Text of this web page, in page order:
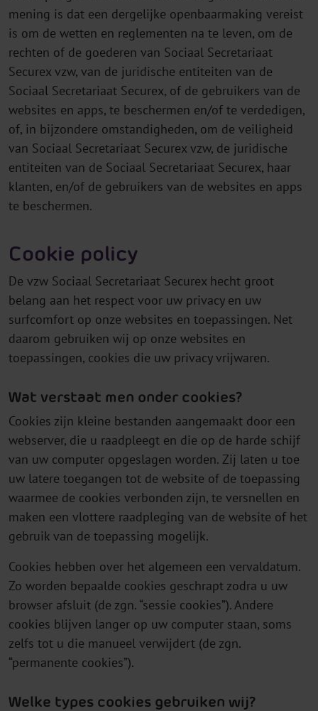
mening is dat een dergelijke openbaarmaking vereist
is om de wetten en reglementen na te leven, om de
rechten of de goederen van Sociaal Secretariaat
Securex vzw, van de juridische entiteiten van de
Sociaal Secretariaat Securex, of de gebruikers van de
websites en apps, te beschermen en/of te verdedigen,
of, in bijzondere omstandigheden, om de veiligheid
van Sociaal Secretariaat Securex vzw, de juridische
entiteiten van de Sociaal Secretariaat Securex, haar
klanten, en/of de gebruikers van de websites en apps
te beschermen.
Cookie policy
De vzw Sociaal Secretariaat Securex hecht groot
belang aan het respect voor uw privacy en uw
surfcomfort op onze websites en toepassingen. Net
daarom gebruiken wij op onze websites en
toepassingen, cookies die uw privacy vrijwaren.
Wat verstaat men onder cookies?
Cookies zijn kleine bestanden aangemaakt door een
webserver, die u raadpleegt en die op de harde schijf
van uw computer opgeslagen worden. Zij laten u toe
uw latere toegangen tot de website of de toepassing
waarmee de cookies verbonden zijn, te versnellen en
maken een vlottere raadpleging van de website of het
gebruik van de toepassing mogelijk.
Cookies hebben over het algemeen een vervaldatum.
Zo worden bepaalde cookies geschrapt zodra u uw
browser afsluit (de zgn. “sessie cookies”). Andere
cookies blijven langer op uw computer staan, soms
zelfs tot u die manueel verwijdert (de zgn.
“permanente cookies”).
Welke types cookies gebruiken wij?